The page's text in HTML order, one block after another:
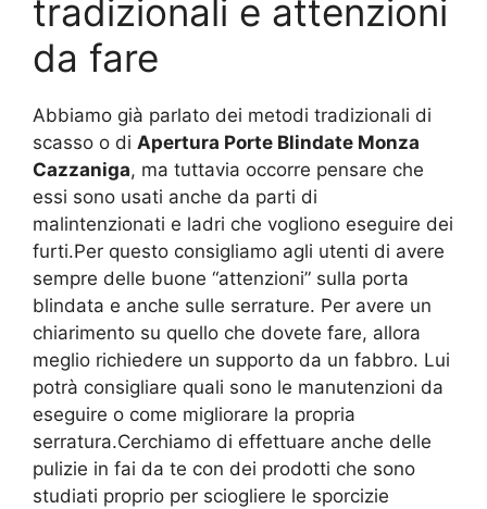
tradizionali e attenzioni
da fare
Abbiamo già parlato dei metodi tradizionali di
scasso o di Apertura Porte Blindate Monza
Cazzaniga, ma tuttavia occorre pensare che
essi sono usati anche da parti di
malintenzionati e ladri che vogliono eseguire dei
furti.Per questo consigliamo agli utenti di avere
sempre delle buone “attenzioni” sulla porta
blindata e anche sulle serrature. Per avere un
chiarimento su quello che dovete fare, allora
meglio richiedere un supporto da un fabbro. Lui
potrà consigliare quali sono le manutenzioni da
eseguire o come migliorare la propria
serratura.Cerchiamo di effettuare anche delle
pulizie in fai da te con dei prodotti che sono
studiati proprio per sciogliere le sporcizie